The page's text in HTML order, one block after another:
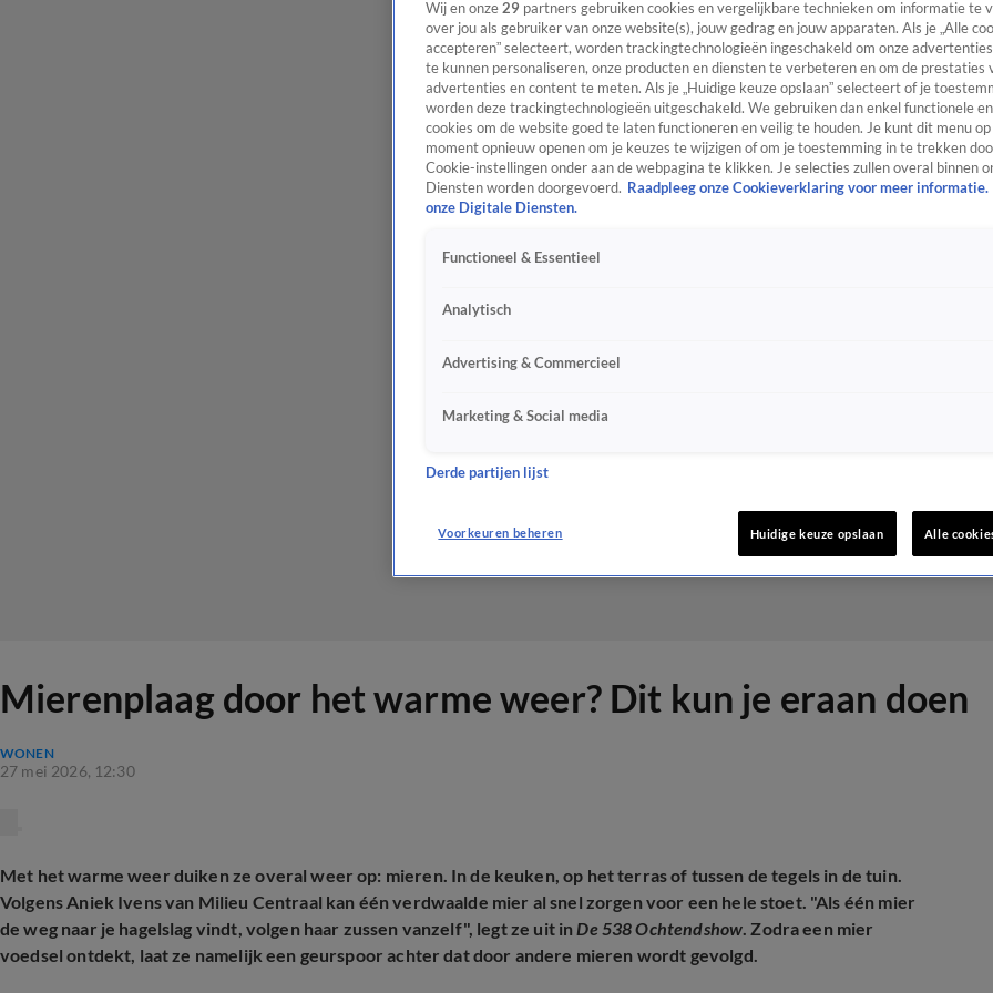
Mierenplaag door het warme weer? Dit kun je eraan doen
WONEN
27 mei 2026, 12:30
Met het warme weer duiken ze overal weer op: mieren. In de keuken, op het terras of tussen de tegels in de tuin.
Volgens Aniek Ivens van Milieu Centraal kan één verdwaalde mier al snel zorgen voor een hele stoet. "Als één mier
de weg naar je hagelslag vindt, volgen haar zussen vanzelf", legt ze uit inDe 538 Ochtendshow. Zodra een mier
voedsel ontdekt, laat ze namelijk een geurspoor achter dat door andere mieren wordt gevolgd.
Wij en onze 29 partners gebruiken cookies en vergelijkbare technieken om informatie te
over jou als gebruiker van onze website(s), jouw gedrag en jouw apparaten. Als je „Alle
accepteren” selecteert, worden trackingtechnologieën ingeschakeld om onze
te kunnen personaliseren, onze producten en diensten te verbeteren en om de prestaties
advertenties en content te meten. Als je „Huidige keuze opslaan” selecteert of je
worden deze trackingtechnologieën uitgeschakeld. We gebruiken dan enkel functionele
cookies om de website goed te laten functioneren en veilig te houden. Je kunt dit menu
moment opnieuw openen om je keuzes te wijzigen of om je toestemming in te trekken
Cookie-instellingen onder aan de webpagina te klikken. Je selecties zullen overal binnen
Diensten worden doorgevoerd. Raadpleeg onze Cookieverklaring voor meer informatie.
onze Digitale Diensten.
Functioneel & Essentieel
Analytisch
Advertising & Commercieel
Marketing & Social media
Derde partijen lijst
Voorkeuren beheren Huidige keuze opslaan Alle